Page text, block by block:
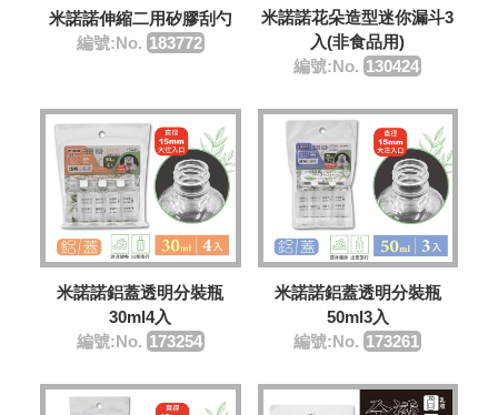
米諾諾伸縮二用矽膠刮勺
編號:No. 183772
米諾諾花朵造型迷你漏斗3
入(非食品用)
編號:No. 130424
米諾諾鋁蓋透明分裝瓶
30ml4入
編號:No. 173254
米諾諾鋁蓋透明分裝瓶
50ml3入
編號:No. 173261